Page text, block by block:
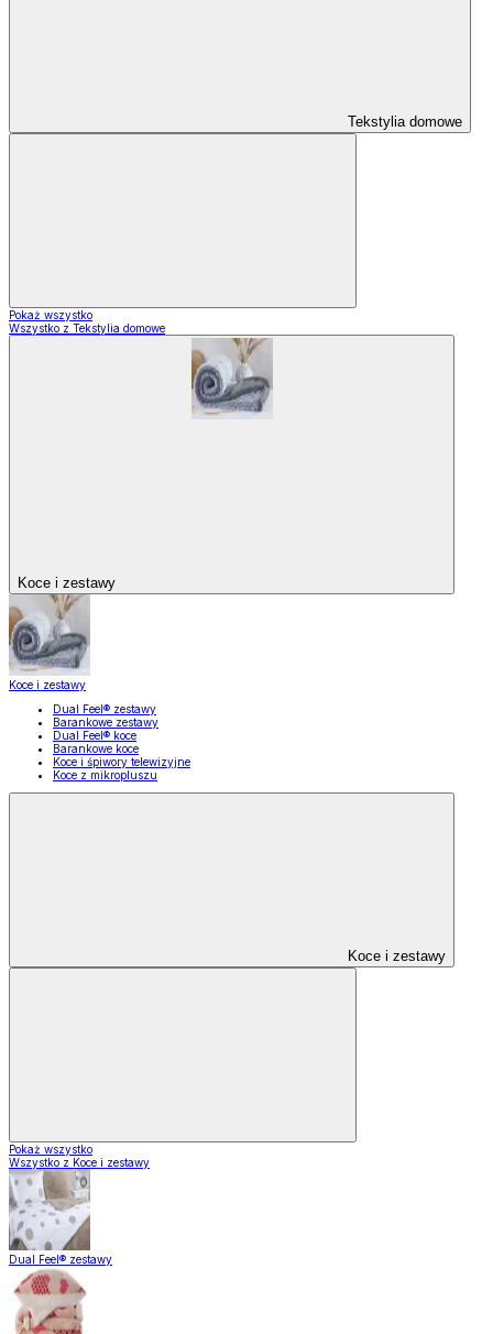
Tekstylia domowe
Pokaż wszystko
Wszystko z Tekstylia domowe
Koce i zestawy
Koce i zestawy
Dual Feel® zestawy
Barankowe zestawy
Dual Feel® koce
Barankowe koce
Koce i śpiwory telewizyjne
Koce z mikropluszu
Koce i zestawy
Pokaż wszystko
Wszystko z Koce i zestawy
Dual Feel® zestawy